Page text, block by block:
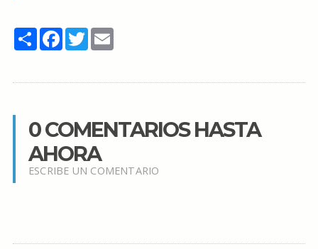
Share Facebook
TwitterEmail
0 COMENTARIOS HASTA
AHORA
ESCRIBE UN COMENTARIO